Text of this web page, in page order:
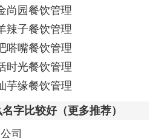
尚园餐饮管理
辣子餐饮管理
嗒嘴餐饮管理
时光餐饮管理
芋缘餐饮管理
字比较好（更多推荐）
司